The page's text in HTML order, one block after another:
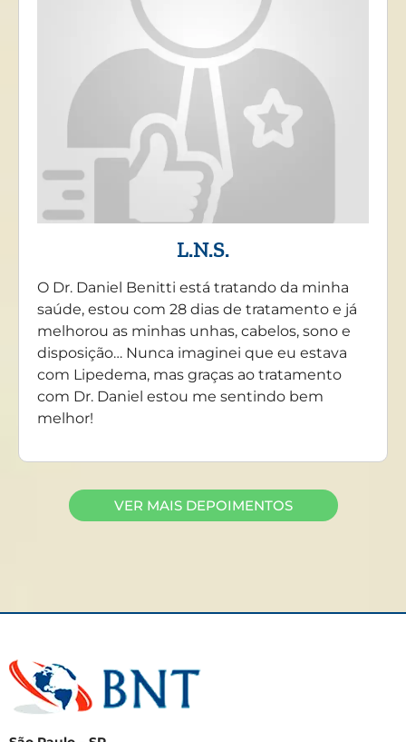
L.N.S.
O Dr. Daniel Benitti está tratando da minha
saúde, estou com 28 dias de tratamento e já
melhorou as minhas unhas, cabelos, sono e
disposição… Nunca imaginei que eu estava
com Lipedema, mas graças ao tratamento
com Dr. Daniel estou me sentindo bem
melhor!
VER MAIS DEPOIMENTOS